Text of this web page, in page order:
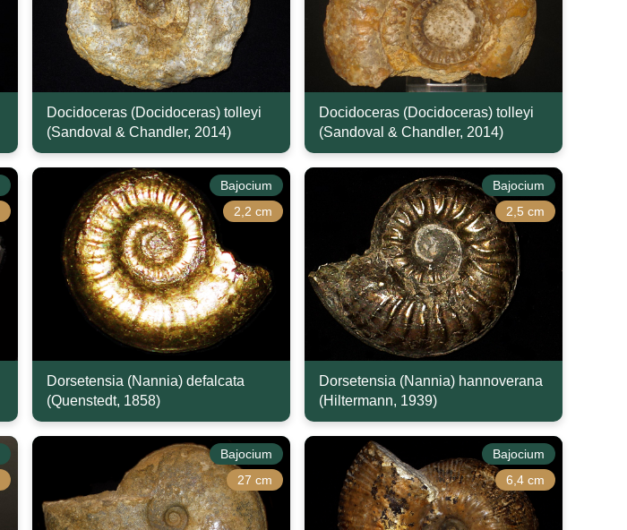
Docidoceras (Docidoceras) tolleyi
(Sandoval & Chandler, 2014)
Docidoceras (Docidoceras) tolleyi
(Sandoval & Chandler, 2014)
Bajocium
2,2 cm
Dorsetensia (Nannia) defalcata
(Quenstedt, 1858)
Bajocium
2,5 cm
Dorsetensia (Nannia) hannoverana
(Hiltermann, 1939)
Bajocium
27 cm
Bajocium
6,4 cm